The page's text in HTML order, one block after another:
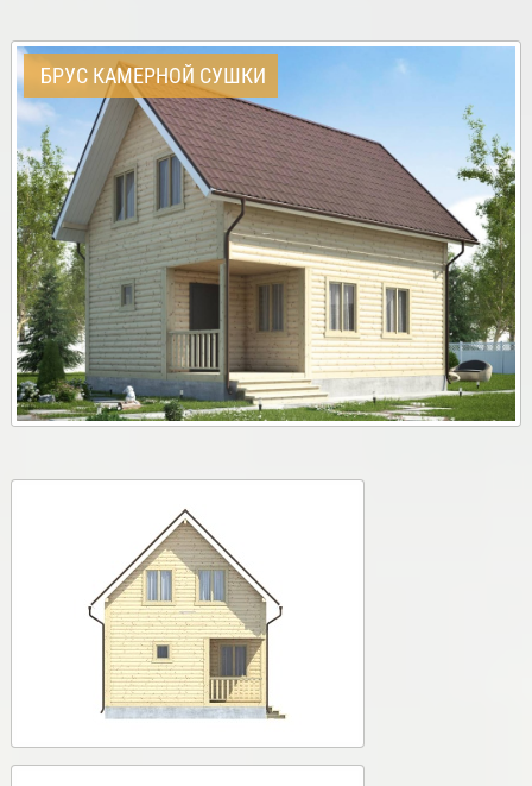
БРУС КАМЕРНОЙ СУШКИ